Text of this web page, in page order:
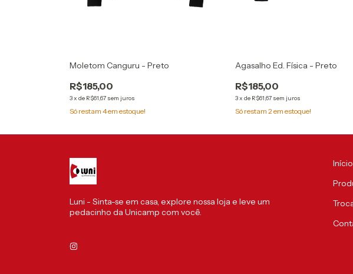
Moletom Canguru - Preto
R$185,00
3x de R$61,67 sem juros
Só restam 4em estoque!
Agasalho Ed. Física - Preto
R$185,00
3x de R$61,67 sem juros
Só restam 2em estoque!
Luni - Sinta-se em casa, explore nossa loja e leve um
pedacinho da Unicamp com você.
Início